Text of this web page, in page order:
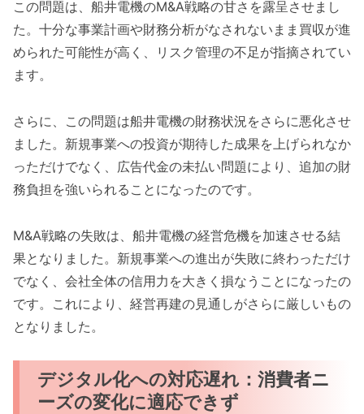
この問題は、船井電機のM&A戦略の甘さを露呈させまし
た。十分な事業計画や財務分析がなされないまま買収が進
められた可能性が高く、リスク管理の不足が指摘されてい
ます。
さらに、この問題は船井電機の財務状況をさらに悪化させ
ました。新規事業への投資が期待した成果を上げられなか
っただけでなく、広告代金の未払い問題により、追加の財
務負担を強いられることになったのです。
M&A戦略の失敗は、船井電機の経営危機を加速させる結
果となりました。新規事業への進出が失敗に終わっただけ
でなく、会社全体の信用力を大きく損なうことになったの
です。これにより、経営再建の見通しがさらに厳しいもの
となりました。
デジタル化への対応遅れ：消費者ニ
ーズの変化に適応できず